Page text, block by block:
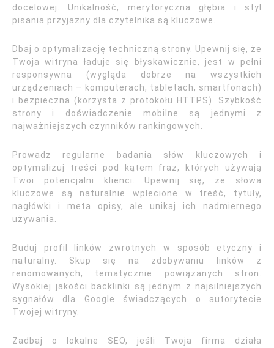
docelowej. Unikalność, merytoryczna głębia i styl
pisania przyjazny dla czytelnika są kluczowe.
Dbaj o optymalizację techniczną strony. Upewnij się, że
Twoja witryna ładuje się błyskawicznie, jest w pełni
responsywna (wygląda dobrze na wszystkich
urządzeniach – komputerach, tabletach, smartfonach)
i bezpieczna (korzysta z protokołu HTTPS). Szybkość
strony i doświadczenie mobilne są jednymi z
najważniejszych czynników rankingowych.
Prowadz regularne badania słów kluczowych i
optymalizuj treści pod kątem fraz, których używają
Twoi potencjalni klienci. Upewnij się, że słowa
kluczowe są naturalnie wplecione w treść, tytuły,
nagłówki i meta opisy, ale unikaj ich nadmiernego
używania.
Buduj profil linków zwrotnych w sposób etyczny i
naturalny. Skup się na zdobywaniu linków z
renomowanych, tematycznie powiązanych stron.
Wysokiej jakości backlinki są jednym z najsilniejszych
sygnałów dla Google świadczących o autorytecie
Twojej witryny.
Zadbaj o lokalne SEO, jeśli Twoja firma działa